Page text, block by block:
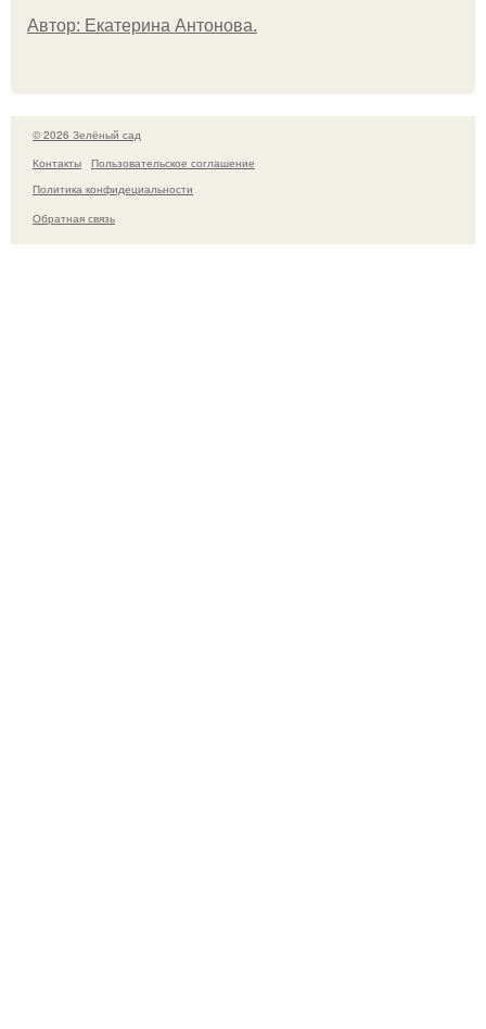
Автор: Екатерина Антонова.
© 2026 Зелёный сад
Контакты
Пользовательское соглашение
Политика конфидециальности
Обратная связь